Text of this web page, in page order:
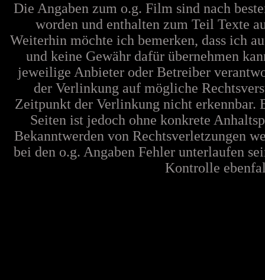
Die Angaben zum o.g. Film sind nach
worden und enthalten zum Teil Texte
Weiterhin möchte ich bemerken, dass ich
und keine Gewähr dafür übernehmen
jeweilige Anbieter oder Betreiber
der Verlinkung auf mögliche
Zeitpunkt der Verlinkung nicht
Seiten ist jedoch ohne konkrete
Bekanntwerden von Rechtsverletzungen
bei den o.g. Angaben Fehler unterlaufen
Kontrolle